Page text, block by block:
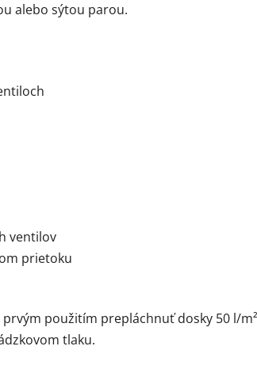
alebo sýtou parou.
ventilov
prietoku
použitím prepláchnuť dosky 50 l/
tlaku.